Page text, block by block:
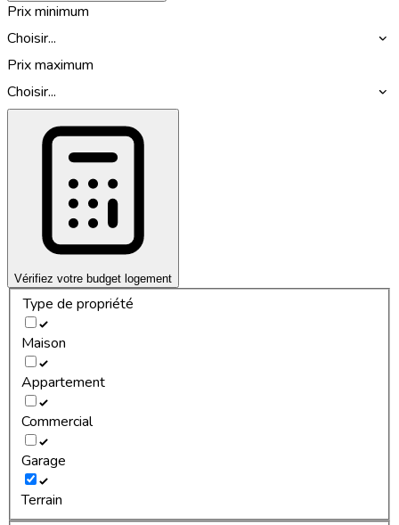
Prix minimum
Choisir...
Prix maximum
Choisir...
Vérifiez votre budget logement
Type de propriété
Maison
Appartement
Commercial
Garage
Terrain